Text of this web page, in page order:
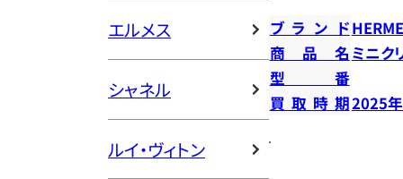
エルメス
シャネル
ルイ・ヴィトン
ブランド
商品名 ミニク
型番
買取時期2025